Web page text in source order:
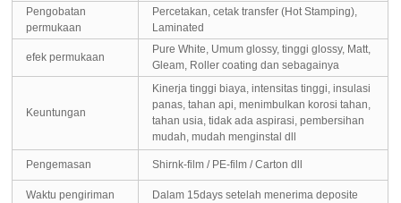
Pengobatan
permukaan
Percetakan, cetak transfer (Hot Stamping),
Laminated
efek permukaan
Pure White, Umum glossy, tinggi glossy, Matt,
Gleam, Roller coating dan sebagainya
Keuntungan
Kinerja tinggi biaya, intensitas tinggi, insulasi
panas, tahan api, menimbulkan korosi tahan,
tahan usia, tidak ada aspirasi, pembersihan
mudah, mudah menginstal dll
Pengemasan Shirnk-film / PE-film / Carton dll
Waktu pengiriman Dalam 15days setelah menerima deposite